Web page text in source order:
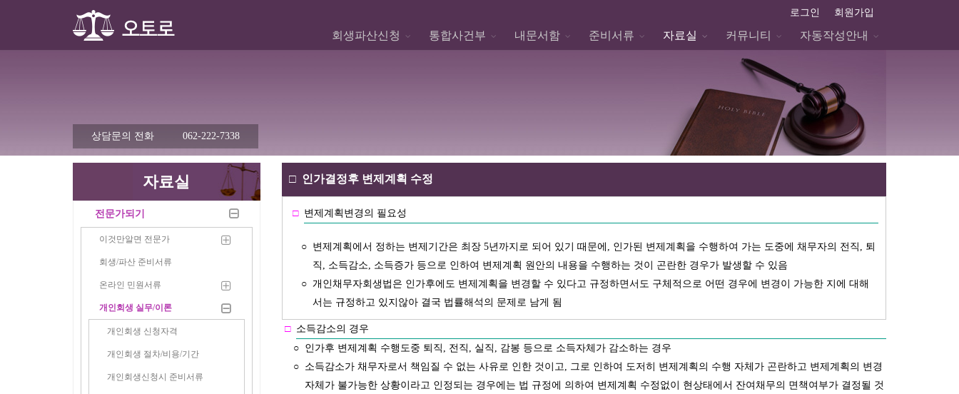
로그인 회원가입
회생파산신청 통합사건부 내문서함 준비서류 자료실 커뮤니티 자동작성안내
상담문의 전화 062-222-7338
자료실
전문가되기
이것만알면 전문가
회생/파산 준비서류
온라인 민원서류
개인회생 실무/이론
개인회생 신청자격
개인회생 절차/비용/기간
개인회생신청시 준비서류
□ 인가결정후 변제계획 수정
□ 변제계획변경의 필요성
○ 변제계획에서 정하는 변제기간은 최장 5년까지로 되어 있기 때문에, 인가된 변제계획을 수행하여 가는 도중에 채무자의 전직, 퇴
직, 소득감소, 소득증가 등으로 인하여 변제계획 원안의 내용을 수행하는 것이 곤란한 경우가 발생할 수 있음
○ 개인채무자회생법은 인가후에도 변제계획을 변경할 수 있다고 규정하면서도 구체적으로 어떤 경우에 변경이 가능한 지에 대해
서는 규정하고 있지않아 결국 법률해석의 문제로 남게 됨
□
소득감소의 경우
○ 인가후 변제계획 수행도중 퇴직, 전직, 실직, 감봉 등으로 소득자체가 감소하는 경우
○ 소득감소가 채무자로서 책임질 수 없는 사유로 인한 것이고, 그로 인하여 도저히 변제계획의 수행 자체가 곤란하고 변제계획의 변경
자체가 불가능한 상황이라고 인정되는 경우에는 법 규정에 의하여 변제계획 수정없이 현상태에서 잔여채무의 면책여부가 결정될 것